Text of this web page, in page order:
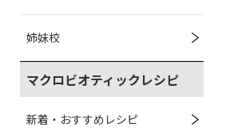
姉妹校
マクロビオティックレシピ
新着・おすすめレシピ